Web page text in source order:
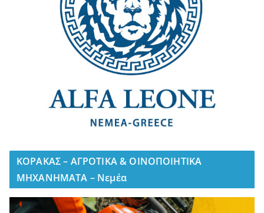
ΚΟΡΑΚΑΣ – ΑΓΡΟΤΙΚΑ & ΟΙΝΟΠΟΙΗΤΙΚΑ
ΜΗΧΑΝΗΜΑΤΑ – Νεμέα